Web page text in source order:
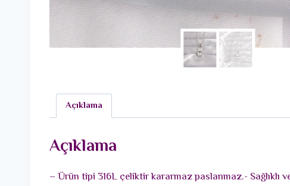
Açıklama
Açıklama
– Ürün tipi 316L çeliktir kararmaz paslanmaz.- Sağlıklı